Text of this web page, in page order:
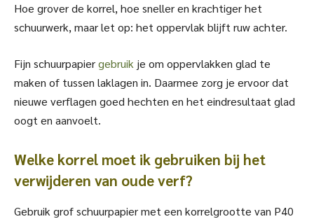
Hoe grover de korrel, hoe sneller en krachtiger het
schuurwerk, maar let op: het oppervlak blijft ruw achter.
Fijn schuurpapiergebruik je om oppervlakken glad te
maken of tussen laklagen in. Daarmee zorg je ervoor dat
nieuwe verflagen goed hechten en het eindresultaat glad
oogt en aanvoelt.
Welke korrel moet ik gebruiken bij het
verwijderen van oude verf?
Gebruik grof schuurpapier met een korrelgrootte van P40